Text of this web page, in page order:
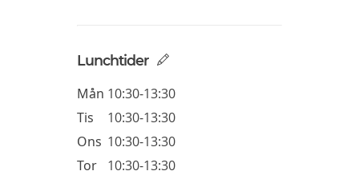
Lunchtider
Mån 10:30-13:30
Tis
10:30-13:30
Ons 10:30-13:30
Tor
10:30-13:30